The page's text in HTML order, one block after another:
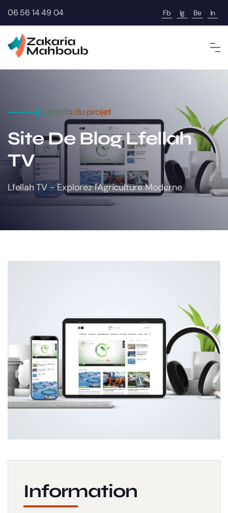
06 56 14 49 04 Fb Ig Be In
Details du projet
Site De BlogLfellah
TV
Lfellah TV - Explorez l'Agriculture Moderne
Information